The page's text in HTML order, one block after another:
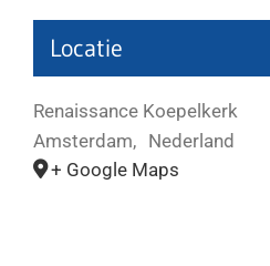
Locatie
Renaissance Koepelkerk
Amsterdam, Nederland
+ Google Maps